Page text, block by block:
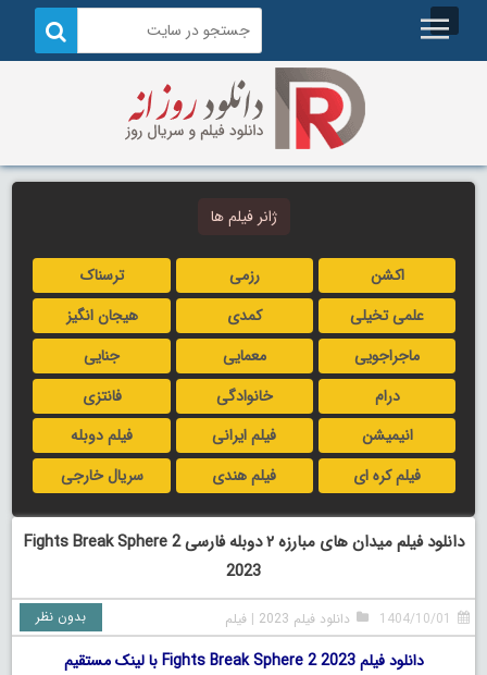
ژانر فیلم ها
اکشن رزمی
ترسناک
علمی تخیلی
کمدی
هیجان انگیز
ماجراجویی
معمایی
جنایی
درام
خانوادگی
فانتزی
انیمیشن
فیلم ایرانی
فیلم دوبله
فیلم کره ای
فیلم هندی سریال خارجی
دانلود فیلم میدان های مبارزه ۲ دوبله فارسی Fights Break Sphere 2
2023
1404/10/01 دانلود فیلم 2023 |فیلم بدون نظر
دانلود فیلم Fights Break Sphere 2 2023 با لینک مستقیم